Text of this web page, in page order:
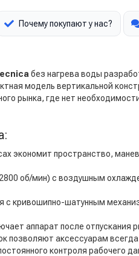
Почему покупают у нас?
без нагрева воды
модель вертикальной
рынка, где нет
экономит пространство,
об/мин) с воздушным
с кривошипно-шатунным
аппарат после отпускания
позволяют аксессуарам всегда
контроля рабочего